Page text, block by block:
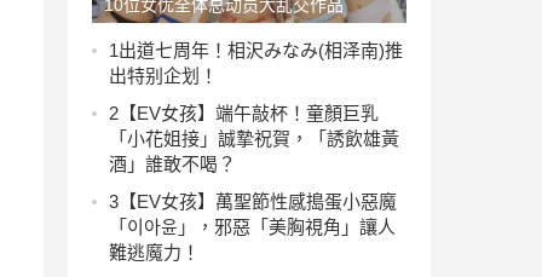
10位女优全体总动员大乱交作品
HNDS-076发布！美少女中出し島复
活！带你坐时光机到处乱交！【EV撲
克下載】
1出道七周年！相沢みなみ(相泽南)推
出特别企划！
2 【EV女孩】端午敲杯！童顏巨乳
「小花姐接」誠摯祝賀，「誘飲雄黃
酒」誰敢不喝？
3 【EV女孩】萬聖節性感搗蛋小惡魔
「이아윤」，邪惡「美胸視角」讓人
難逃魔力！